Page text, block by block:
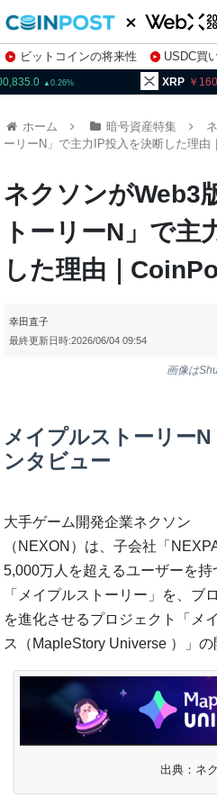
ビットコインの将来性 USDC買
株特集・関連銘柄
0.26 XRP
ホーム 暗号資産特集
ーリーN」で主力IP投入を決断した理由
ネクソンがWeb3
トーリーN」で主
した理由｜
幸田直子
最終更新日時:2026/06/04 09:54
画像は
メイプルストーリーN
ンタビュー
大手ゲーム開発企業ネクソン
（NEXON）は、子会社「
5,000万人を超えるユーザーを
「メイプルストーリー」を、ブ
を進化させるプロジェクト「メ
ス（MapleStory Universe ）」の
出典：ネ